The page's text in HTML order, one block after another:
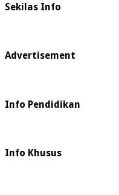
Sekilas Info
Advertisement
Info Pendidikan
Info Khusus